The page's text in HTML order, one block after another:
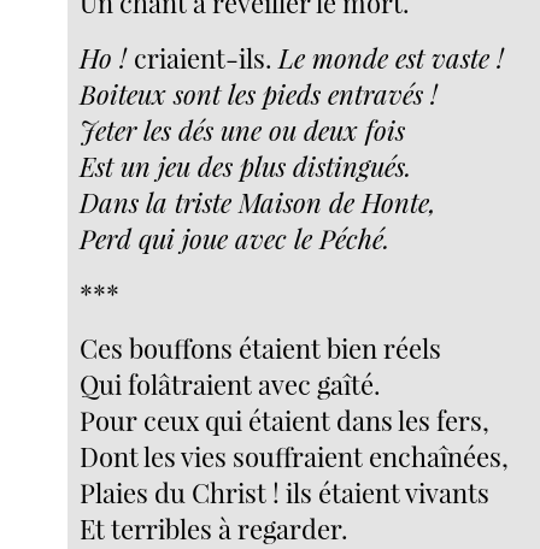
Ho ! criaient-ils.Le monde est vaste !
Boiteux sont les pieds entravés !
Jeter les dés une ou deux fois
Est un jeu des plus distingués.
Dans la triste Maison de Honte,
Perd qui joue avec le Péché.
***
Ces bouffons étaient bien réels
Qui folâtraient avec gaîté.
Pour ceux qui étaient dans les fers,
Dont les vies souffraient enchaînées,
Plaies du Christ ! ils étaient vivants
Et terribles à regarder.